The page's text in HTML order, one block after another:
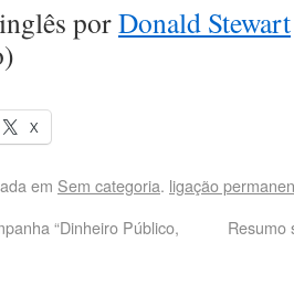
porDonald Stewart
X
em Sem categoria. ligação
“Dinheiro Público,
Resumo